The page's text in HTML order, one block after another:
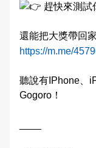
趕快來測試
還能把大獎帶回家
https://m.me/
聽說有IPhone、
Gogoro！